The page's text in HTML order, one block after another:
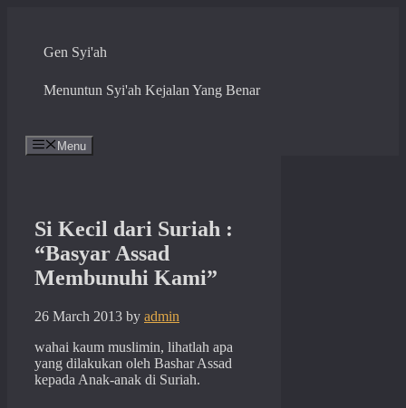
contentGen Syi'ah
Menuntun Syi'ah Kejalan Yang Benar
Menu
Si Kecil dari Suriah :
“Basyar Assad
Membunuhi Kami”
26 March 2013 by admin
wahai kaum muslimin, lihatlah apa
yang dilakukan oleh Bashar Assad
kepada Anak-anak di Suriah.